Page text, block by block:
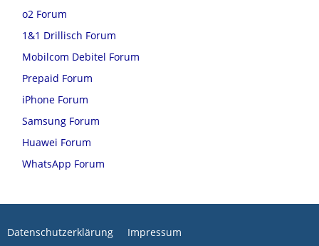
o2 Forum
1&1 Drillisch Forum
Mobilcom Debitel Forum
Prepaid Forum
iPhone Forum
Samsung Forum
Huawei Forum
WhatsApp Forum
Datenschutzerklärung Impressum